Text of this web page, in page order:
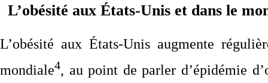
L’obésité aux États-Unis et dans le
L’obésité aux États-Unis augmente
mondiale4, au point de parler d’épidémie